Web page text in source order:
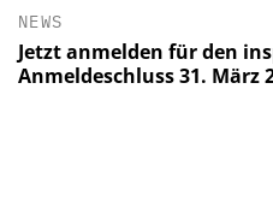
NEWS
Jetzt anmelden für den
Anmeldeschluss 31. März